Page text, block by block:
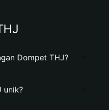
Dompet THJ?
unik?